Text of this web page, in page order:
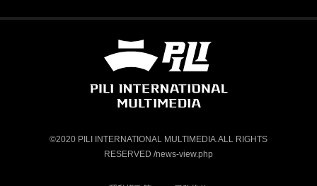
霹靂國際多媒體股份有限公司 PILI
©2020 PILI INTERNATIONAL MULTIMEDIA.ALL RIGHTS
RESERVED /news-view.php